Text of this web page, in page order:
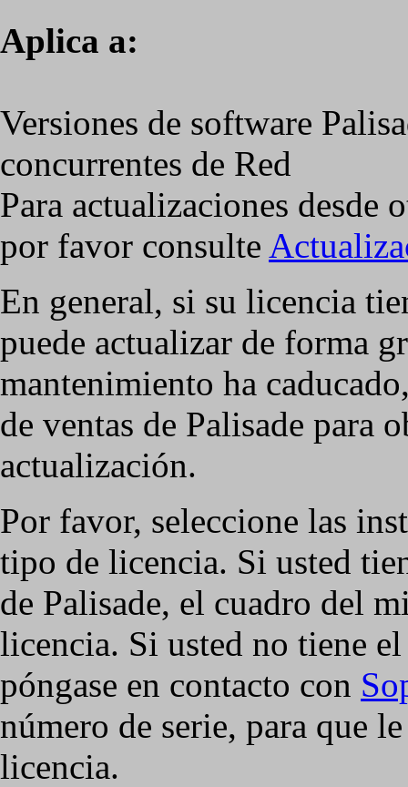
Aplica a:
Versiones de software
concurrentes de Red
Para actualizaciones desde
por favor consulte
En general, si su licencia
puede actualizar de forma
mantenimiento ha
de ventas de Palisade para
actualización.
Por favor, seleccione las
tipo de licencia. Si usted
de Palisade, el cuadro del
licencia. Si usted no tiene
póngase en contacto con
número de serie, para que
licencia.